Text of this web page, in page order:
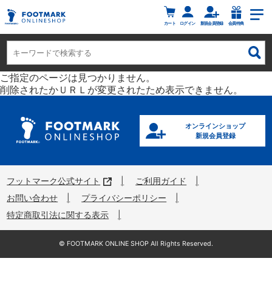
カート ログイン 新規会員登録 会員特典
ご指定のページは見つかりません。
削除されたかＵＲＬが変更されたため表示できません。
オンラインショップ
新規会員登録
フットマーク公式サイト
ご利用ガイド
お問い合わせ
プライバシーポリシー
特定商取引法に関する表示
©︎ FOOTMARK ONLINE SHOP All Rights Reserved.